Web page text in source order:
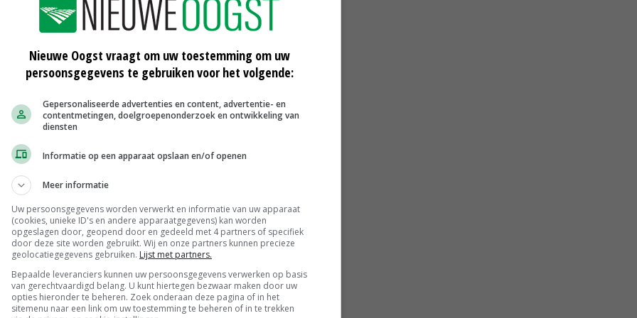
kunnen benutten?
beeld wat je wilt en werk ernaar toe dat het bedrijf
past.
om te voorkomen dat je fiscale faciliteiten misloopt.
overdragen op één perceel na, dat rond het huis
de vrijstelling overdrachtsbelasting alleen van
is aan het bedrijf, dat geldt meestal dus ook
al alles op een rijtje zet, kun jij dat perceel
over de overnamesom?
dat er een lonende exploitatie mogelijk is voor de
meegewerkt, dan mag hij wel enige zekerheid
Nieuwe Oogst vraagt om uw toestemming om uw
persoonsgegevens te gebruiken voor het volgende:
Gepersonaliseerde advertenties en content, advertentie- en
contentmetingen, doelgroepenonderzoek en ontwikkeling van
diensten
Informatie op een apparaat opslaan en/of openen
Meer informatie
Uw persoonsgegevens worden verwerkt en informatie van uw apparaat
(cookies, unieke ID's en andere apparaatgegevens) kan worden
opgeslagen door, geopend door en gedeeld met 4 partners of specifiek
door deze site worden gebruikt. Wij en onze partners kunnen precieze
geolocatiegegevens gebruiken. Lijst met partners.
Bepaalde leveranciers kunnen uw persoonsgegevens verwerken op basis
van gerechtvaardigd belang. U kunt hiertegen bezwaar maken door uw
opties hieronder te beheren. Zoek onderaan deze pagina of in het
sitemenu naar een link om uw toestemming te beheren of in te trekken